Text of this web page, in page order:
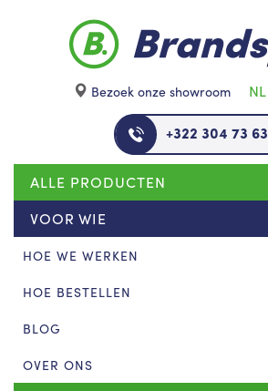
Bezoek onze showroom NL
+322 304 73 63
ALLE PRODUCTEN
VOOR WIE
HOE WE WERKEN
HOE BESTELLEN
BLOG
OVER ONS